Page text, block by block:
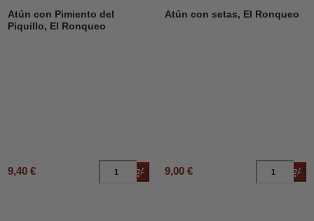
Atún con Pimiento del
Piquillo, El Ronqueo
9,40 € Añadir al carrito
Atún con setas, El Ronqueo
9,00 €